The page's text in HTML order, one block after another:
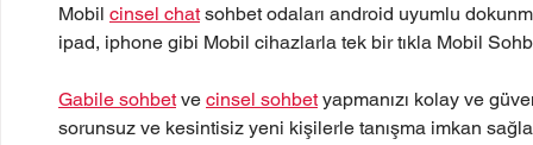
Mobil cinsel chat sohbet odaları android uyumlu
ipad, iphone gibi Mobil cihazlarla tek bir tıkla Mobil
Gabile sohbet ve cinsel sohbet yapmanızı kolay ve
sorunsuz ve kesintisiz yeni kişilerle tanışma imkan